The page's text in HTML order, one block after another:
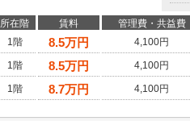
所在階 賃料 管理費・共益費
1階
8.5万円 4,100円
1階
8.5万円 4,100円
1階
8.7万円 4,100円